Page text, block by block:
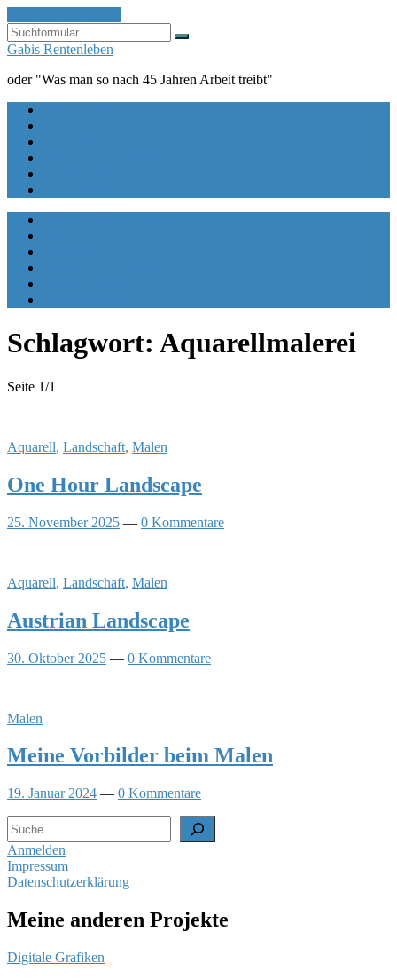
Suchen
Gabis Rentenleben
oder "Was man so nach 45 Jahren Arbeit treibt"
Schlagwort: Aquarellmalerei
Seite 1/1
Aquarell, Landschaft, Malen
One Hour Landscape
25. November 2025 — 0 Kommentare
Aquarell, Landschaft, Malen
Austrian Landscape
30. Oktober 2025 — 0 Kommentare
Malen
Meine Vorbilder beim Malen
19. Januar 2024 — 0 Kommentare
Suchen
Anmelden
Impressum
Datenschutzerklärung
Meine anderen Projekte
Digitale Grafiken